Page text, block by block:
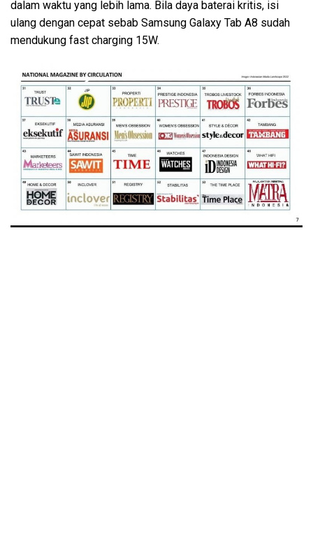
dalam waktu yang lebih lama. Bila daya baterai kritis, isi
ulang dengan cepat sebab Samsung Galaxy Tab A8 sudah
mendukung fast charging 15W.